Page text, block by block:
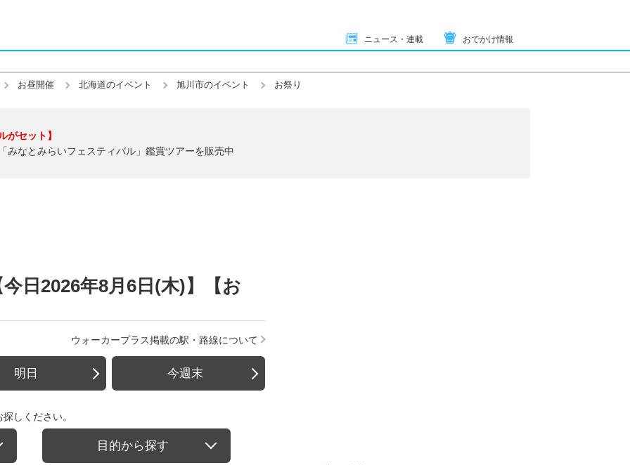
ニュース・連載 おでかけ情報
お昼開催 北海道のイベント 旭川市のイベント お祭り
がセット】
みなとみらいフェスティバル」鑑賞ツアーを販売中
日2026年8月6日(木)】【お
ウォーカープラス掲載の駅・路線について
明日 今週末
しください。
目的から探す